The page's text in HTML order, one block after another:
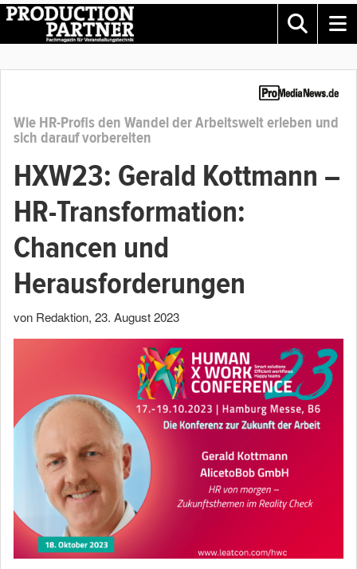
Wie HR-Profis den Wandel der Arbeitswelt erleben und
sich darauf vorbereiten
HXW23: Gerald Kottmann –
HR-Transformation:
Chancen und
Herausforderungen
von Redaktion, 23. August 2023